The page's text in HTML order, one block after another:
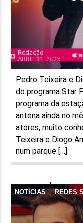
Redação
ABRIL 11, 2025
Pedro Teixeira e
do programa Star
programa da
antena ainda no
atores, muito
Teixeira e Diogo
num parque […]
NOTÍCIAS REDES